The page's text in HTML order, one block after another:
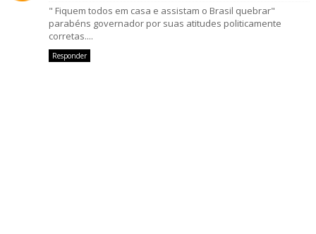
" Fiquem todos em casa e assistam o Brasil quebrar"
parabéns governador por suas atitudes politicamente
corretas....
Responder